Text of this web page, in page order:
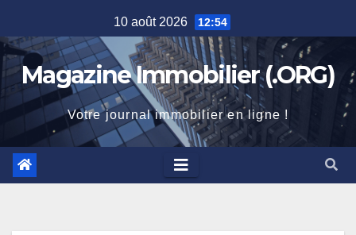
to
content
10 août 2026 12:54
Magazine Immobilier (.ORG)
Votre journal immobilier en ligne !